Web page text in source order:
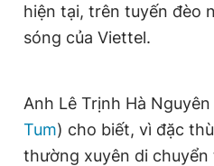
hiện tại, trên tuyến đèo
sóng của Viettel.
Anh Lê Trịnh Hà
Tum) cho biết, vì đặc
thường xuyên di chuyển